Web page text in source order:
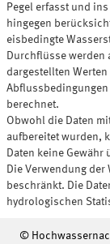
Pegel erfasst und
hingegen
eisbedingte
Durchflüsse werden
dargestellten
berechnet.
Obwohl die Daten
aufbereitet wurden,
Daten keine Gewähr
Die Verwendung der
beschränkt. Die
hydrologischen
©